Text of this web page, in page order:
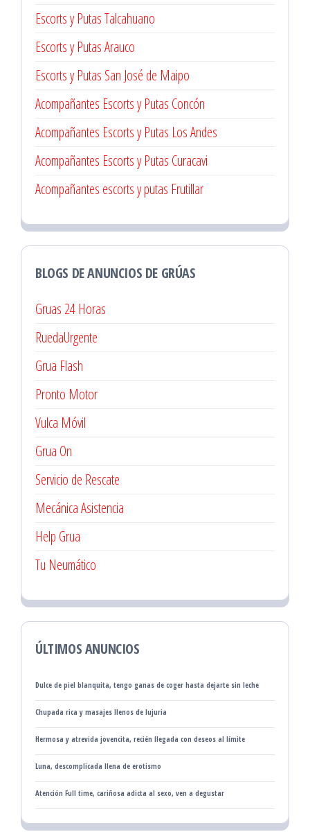
Escorts y Putas Talcahuano
Escorts y Putas Arauco
Escorts y Putas San José de Maipo
Acompañantes Escorts y Putas Concón
Acompañantes Escorts y Putas Los Andes
Acompañantes Escorts y Putas Curacavi
Acompañantes escorts y putas Frutillar
BLOGS DE ANUNCIOS DE GRÚAS
Gruas 24 Horas
RuedaUrgente
Grua Flash
Pronto Motor
Vulca Móvil
Grua On
Servicio de Rescate
Mecánica Asistencia
Help Grua
Tu Neumático
ÚLTIMOS ANUNCIOS
Dulce de piel blanquita, tengo ganas de coger hasta dejarte sin leche
Chupada rica y masajes llenos de lujuria
Hermosa y atrevida jovencita, recién llegada con deseos al límite
Luna, descomplicada llena de erotismo
Atención Full time, cariñosa adicta al sexo, ven a degustar